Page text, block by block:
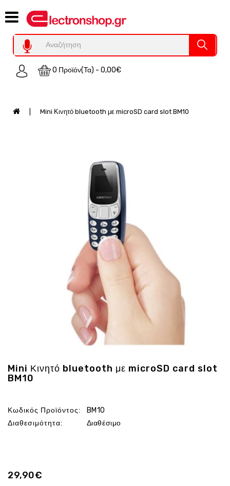
0 Προϊόν(τα) - 0,00€
Category
Υπολογιστες
REFURBISHED
Χειριστήρια
Αθλητισμός
Επιγραφες
Προσφορες
Mini Κινητό bluetooth με microSD card slot BM10
Mini Κινητό bluetooth με microSD card slot
BM10
Κωδικός Προϊόντος:
BM10
Διαθεσιμότητα:
Διαθέσιμο
29,90€